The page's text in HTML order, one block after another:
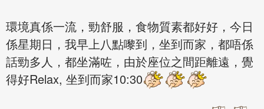
環境真係一流，勁舒服，食物質素都好好，今日
係星期日，我早上八點嚟到，坐到而家，都唔係
話勁多人，都坐滿咗，由於座位之間距離遠，覺
得好Relax, 坐到而家10:30